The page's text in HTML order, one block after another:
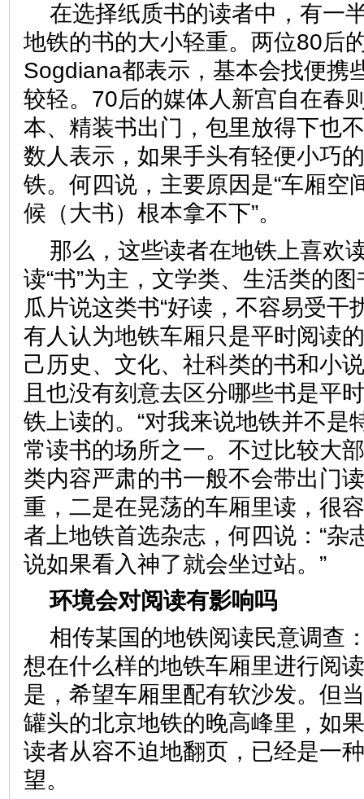
在选择纸质书的读者中，有一
地铁的书的大小轻重。两位80后
Sogdiana都表示，基本会找便携
较轻。70后的媒体人新宫自在春
本、精装书出门，包里放得下也
数人表示，如果手头有轻便小巧
铁。何四说，主要原因是“车厢空
候（大书）根本拿不下”。
那么，这些读者在地铁上喜欢
读“书”为主，文学类、生活类的
瓜片说这类书“好读，不容易受干
有人认为地铁车厢只是平时阅读
己历史、文化、社科类的书和小
且也没有刻意去区分哪些书是平
铁上读的。“对我来说地铁并不是
常读书的场所之一。不过比较大
类内容严肃的书一般不会带出门
重，二是在晃荡的车厢里读，很
者上地铁首选杂志，何四说：“杂
说如果看入神了就会坐过站
环境会对阅读有影响吗
相传某国的地铁阅读民意调查
想在什么样的地铁车厢里进行阅
是，希望车厢里配有软沙发。但
罐头的北京地铁的晚高峰里，如
读者从容不迫地翻页，已经是一
望。